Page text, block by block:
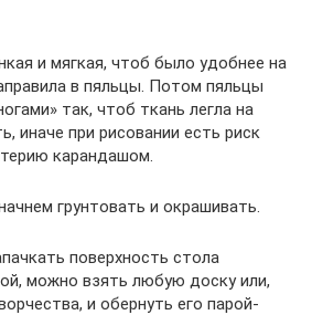
и мягкая, чтоб было удобнее на
в пяльцы. Потом пяльцы
так, чтоб ткань легла на
иначе при рисовании есть риск
карандашом.
грунтовать и окрашивать.
поверхность стола
можно взять любую доску или,
и обернуть его парой-